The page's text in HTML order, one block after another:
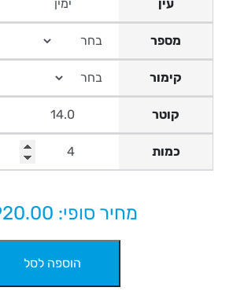
עין
מספר
קימור
קוטר
כמות
מחיר סופי: ₪
הוספה לסל